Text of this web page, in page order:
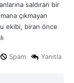
saldıran bir
çıkmayan
ekibi, biran önce
Yanıtla
Spam